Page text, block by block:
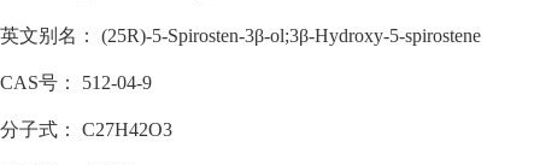
英文别名： (25R)-5-Spirosten-3β-ol;3β-Hydroxy-5-spirostene
CAS号： 512-04-9
分子式： C27H42O3